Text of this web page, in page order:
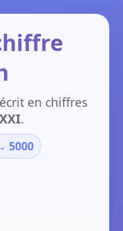
en chiffres
.
5000